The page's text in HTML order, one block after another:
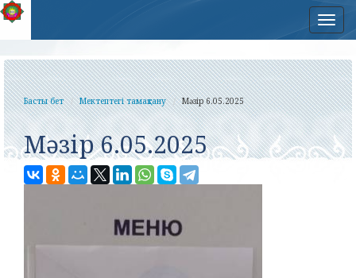
Басты бет Мектептегі тамақтану Мәзір 6.05.2025
Мәзір 6.05.2025